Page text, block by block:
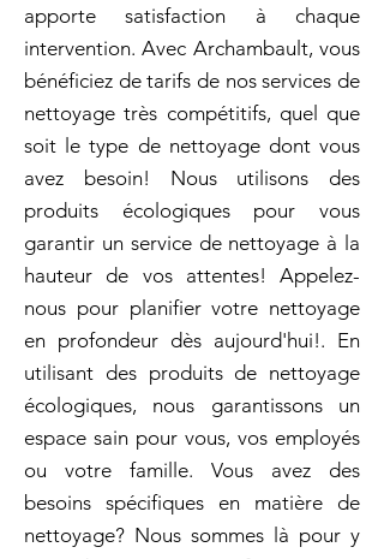
apporte satisfaction à chaque
intervention. Avec Archambault, vous
bénéficiez de tarifs de nos services de
nettoyage très compétitifs, quel que
soit le type de nettoyage dont vous
avez besoin! Nous utilisons des
produits écologiques pour vous
garantir un service de nettoyage à la
hauteur de vos attentes! Appelez-
nous pour planifier votre nettoyage
en profondeur dès aujourd'hui!. En
utilisant des produits de nettoyage
écologiques, nous garantissons un
espace sain pour vous, vos employés
ou votre famille. Vous avez des
besoins spécifiques en matière de
nettoyage? Nous sommes là pour y